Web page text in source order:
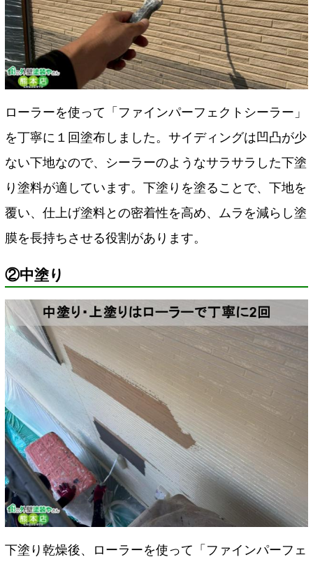
ローラーを使って「ファインパーフェクトシーラー」
を丁寧に１回塗布しました。サイディングは凹凸が少
ない下地なので、シーラーのようなサラサラした下塗
り塗料が適しています。下塗りを塗ることで、下地を
覆い、仕上げ塗料との密着性を高め、ムラを減らし塗
膜を長持ちさせる役割があります。
②中塗り
下塗り乾燥後、ローラーを使って「ファインパーフェ